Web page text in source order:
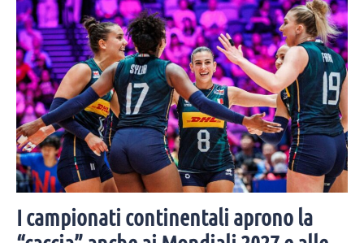
I campionati continentali aprono la